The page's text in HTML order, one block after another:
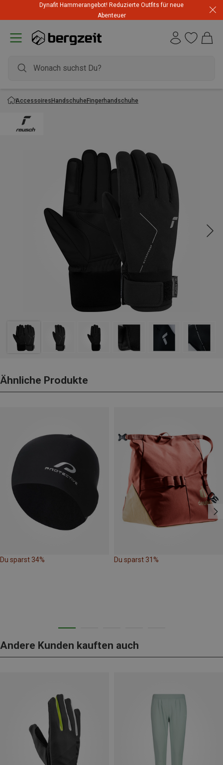
Dynafit Hammerangebot! Reduzierte Outfits für neue
Abenteuer
AccessoiresHandschuheFingerhandschuhe
Ähnliche Produkte
Du sparst 34% Du sparst 31%
Andere Kunden kauften auch